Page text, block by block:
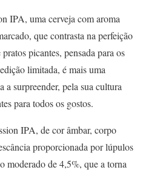
IPA, uma cerveja com aroma
que contrasta na perfeição
picantes, pensada para os
limitada, é mais uma
a surpreender, pela sua cultura
para todos os gostos.
IPA, de cor âmbar, corpo
proporcionada por lúpulos
moderado de 4,5%, que a torna